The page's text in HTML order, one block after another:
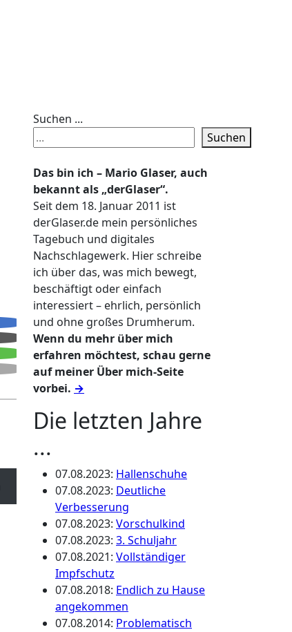
Suchen ...
Suchen
Das bin ich – Mario Glaser, auch
bekannt als „derGlaser“.
Seit dem 18. Januar 2011 ist
derGlaser.de mein persönliches
Tagebuch und digitales
Nachschlagewerk. Hier schreibe
ich über das, was mich bewegt,
beschäftigt oder einfach
interessiert – ehrlich, persönlich
und ohne großes Drumherum.
Wenn du mehr über mich
erfahren möchtest, schau gerne
auf meiner Über mich-Seite
vorbei. →
Die letzten Jahre
...
07.08.2023: Hallenschuhe
07.08.2023: Deutliche
Verbesserung
07.08.2023: Vorschulkind
07.08.2023: 3. Schuljahr
07.08.2021: Vollständiger
Impfschutz
07.08.2018: Endlich zu Hause
angekommen
07.08.2014: Problematisch